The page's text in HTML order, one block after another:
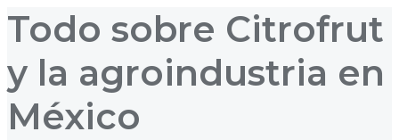
Todo sobre Citrofrut
y la agroindustria en
México